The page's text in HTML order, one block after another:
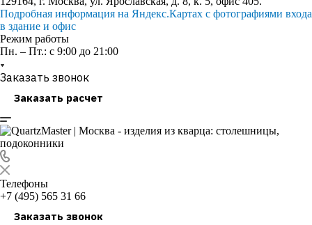
Подробная информация на Яндекс.Картах с фотографиями входа
в здание и офис
Режим работы
Пн. – Пт.: с 9:00 до 21:00
Заказать звонок
Заказать расчет
Телефоны
+7 (495) 565 31 66
Заказать звонок